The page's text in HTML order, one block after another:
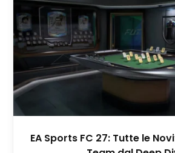
EA Sports FC 27: Tutte le